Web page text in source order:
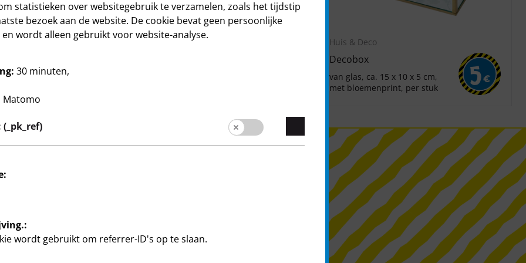
17 cm, per stuk
Huis & Deco Huis & Deco
Decobox
van glas, ca. 15 x 10 x 5 cm,
met bloemenprint, per stuk
5 €
statistieken over websitegebruik te verzamelen, zoals het tijdstip
bezoek aan de website. De cookie bevat geen persoonlijke
en wordt alleen gebruikt voor website-analyse.
30 minuten,
Matomo
wordt gebruikt om referrer-ID's op te slaan.